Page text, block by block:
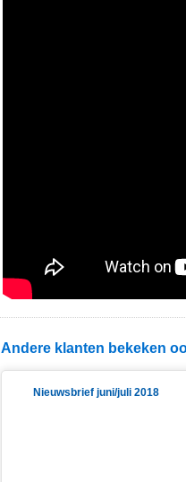
Andere klanten bekeken
Nieuwsbrief juni/juli 2018